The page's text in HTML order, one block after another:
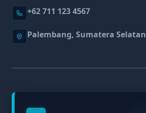
+62 711 123 4567
Palembang, Sumatera Selatan